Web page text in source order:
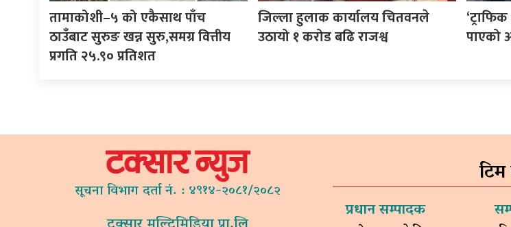
तामाकोशी–५ को एकैसाथ पाँच
ठाउँबाट सुरुङ खन्न सुरु,समग्र वित्तीय
प्रगति २५.९० प्रतिशत
जिल्ला हुलाक कार्यालय चितवनले
उठायो १ करोड बढि राजश्व
पाएको
सूचना विभाग दर्ता नं. : ४९१४-२०८१/२०८२
प्रधान सम्पादक